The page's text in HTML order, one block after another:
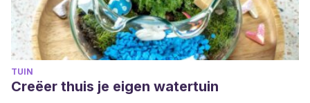
TUIN
Creëer thuis je eigen watertuin